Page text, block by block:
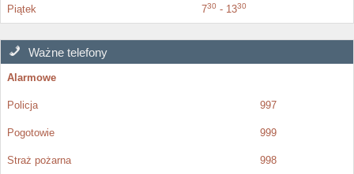
Piątek 730 - 1330
Ważne telefony
Alarmowe
Policja 997
Pogotowie 999
Straż pożarna 998